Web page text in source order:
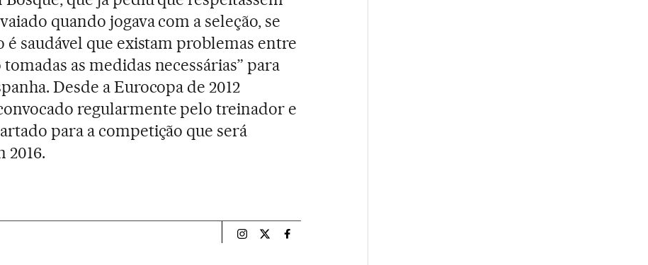
quando jogava com a seleção, se
saudável que existam problemas entre
tomadas as medidas necessárias” para
Desde a Eurocopa de 2012
regularmente pelo treinador e
para a competição que será
2016.
Esportes El País Brasil en Instagram
Esportes El País Brasil en Twitter
Esportes El País Brasil en Facebook